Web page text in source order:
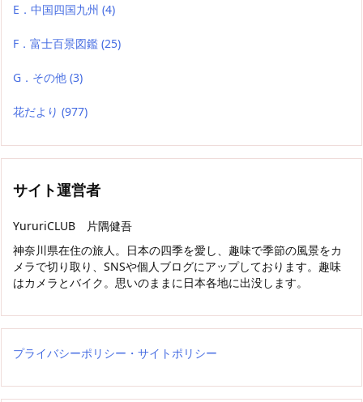
E．中国四国九州 (4)
F．富士百景図鑑 (25)
G．その他 (3)
花だより (977)
サイト運営者
YururiCLUB 片隅健吾
神奈川県在住の旅人。日本の四季を愛し、趣味で季節の風景をカ
メラで切り取り、SNSや個人ブログにアップしております。趣味
はカメラとバイク。思いのままに日本各地に出没します。
プライバシーポリシー・サイトポリシー